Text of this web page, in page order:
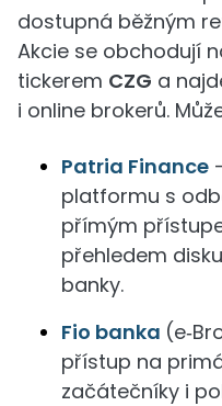
dostupná běžným
Akcie se obchodují
tickerem CZG a
i online brokerů.
Patria Finance
platformu s
přímým
přehledem
banky.
Fio banka
přístup na
začátečníky i